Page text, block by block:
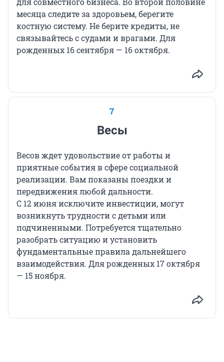
месяца следите за здоровьем, берегите
костную систему. Не берите кредиты, не
связывайтесь с судами и врагами. Для
рожденных 16 сентября — 16 октября.
7
Весы
Весов ждет удовольствие от работы и
приятные события в сфере социальной
реализации. Вам показаны поездки и
передвижения любой дальности.
С 12 июня исключите инвестиции, могут
возникнуть трудности с детьми или
подчиненными. Потребуется тщательно
разобрать ситуацию и установить
фундаментальные правила дальнейшего
взаимодействия. Для рожденных 17 октября
— 15 ноября.